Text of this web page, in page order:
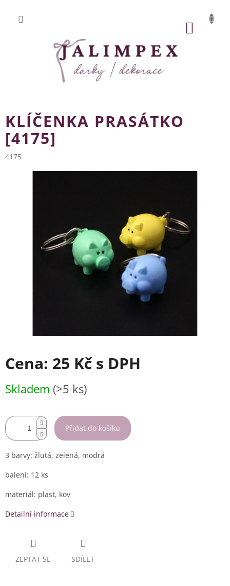
obsah
KLÍČENKA PRASÁTKO
[4175]
4175
Cena: 25 Kč s DPH
cena:
Skladem (>5 ks)
Přidat do košíku
3 barvy: žlutá, zelená, modrá
balení: 12 ks
materiál: plast, kov
Detailní informace
ZEPTAT SE SDÍLET